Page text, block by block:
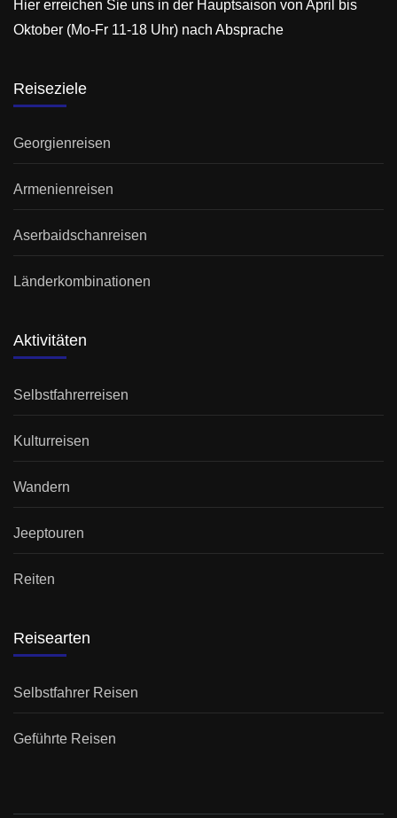
Hier erreichen Sie uns in der Hauptsaison von April bis
Oktober (Mo-Fr 11-18 Uhr) nach Absprache
Reiseziele
Georgienreisen
Armenienreisen
Aserbaidschanreisen
Länderkombinationen
Aktivitäten
Selbstfahrerreisen
Kulturreisen
Wandern
Jeeptouren
Reiten
Reisearten
Selbstfahrer Reisen
Geführte Reisen